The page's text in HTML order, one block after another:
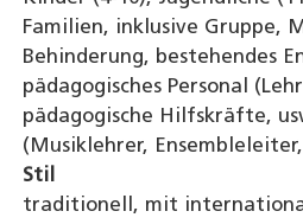
Familien, inklusive Gruppe,
Behinderung, bestehendes
pädagogisches Personal
pädagogische Hilfskräfte,
(Musiklehrer,
Stil
traditionell, mit